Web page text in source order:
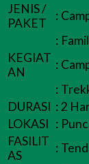
JENIS /
PAKET
:
:
KEGIAT
AN
:
:
DURASI : 2
LOKASI :
FASILIT
AS
: